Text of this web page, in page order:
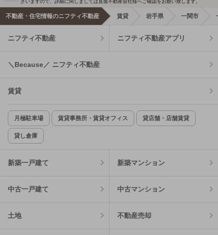
ざいますので、詳細に関しましては直接不動産会社様へご確認をお願い致します。
不動産・住宅情報のニフティ不動産 賃貸 岩手県 一関市
ニフティ不動産 ニフティ不動産アプリ
＼Because／ ニフティ不動産
賃貸
月極駐車場 賃貸事務所・賃貸オフィス 貸店舗・店舗賃貸
貸し倉庫
新築一戸建て 新築マンション
中古一戸建て 中古マンション
土地 不動産売却